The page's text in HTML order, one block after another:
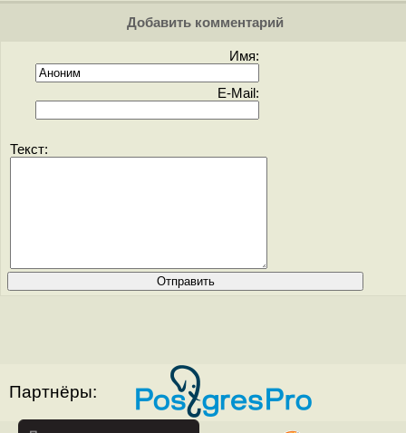
Добавить комментарий
Имя:
E-Mail:
Текст:
Партнёры: